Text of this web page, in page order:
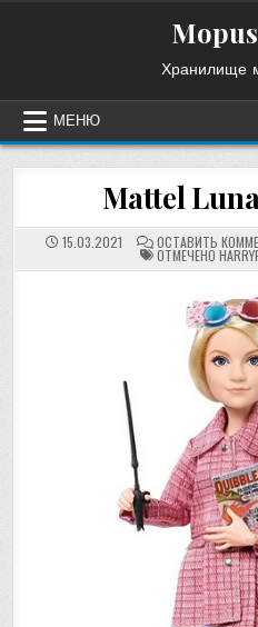
Хранилище
МЕНЮ
Mattel
15.03.2021 ОСТАВИТЬ
ОТМЕЧЕНО